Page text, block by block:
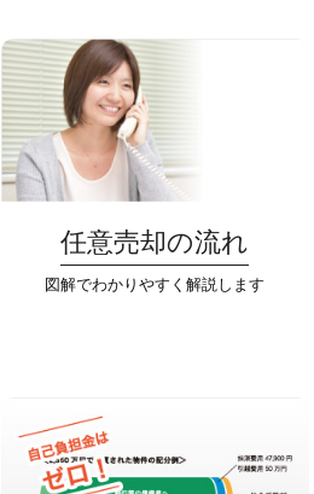
任意売却の流れ
図解でわかりやすく解説します